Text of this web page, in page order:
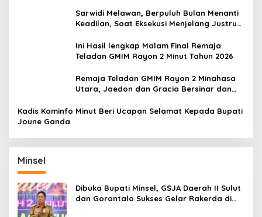
Sarwidi Melawan, Berpuluh Bulan Menanti
Keadilan, Saat Eksekusi Menjelang Justru
Ini Hasil lengkap Malam Final Remaja
Teladan GMIM Rayon 2 Minut Tahun 2026
Remaja Teladan GMIM Rayon 2 Minahasa
Utara, Jaedon dan Gracia Bersinar dan
Kadis Kominfo Minut Beri Ucapan Selamat Kepada Bupati
Joune Ganda
Minsel
Dibuka Bupati Minsel, GSJA Daerah II Sulut
dan Gorontalo Sukses Gelar Rakerda di